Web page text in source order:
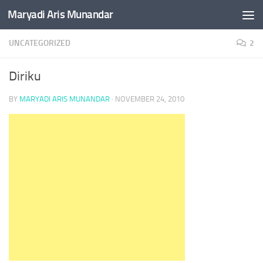
Skip to content
Maryadi Aris Munandar
UNCATEGORIZED 2
Diriku
BY MARYADI ARIS MUNANDAR · NOVEMBER 24, 2010